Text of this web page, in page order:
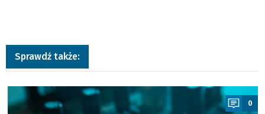
Sprawdź także:
a
0